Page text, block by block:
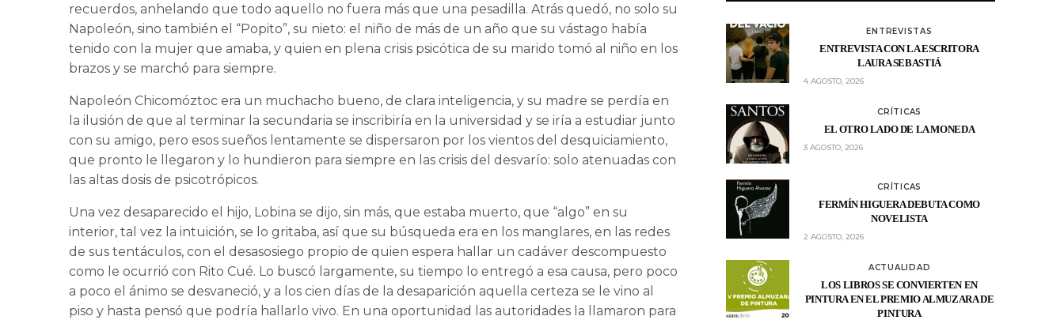
recuerdos, anhelando que todo aquello no fuera más que una pesadilla. Atrás quedó, no solo su
Napoleón, sino también el “Popito”, su nieto: el niño de más de un año que su vástago había
tenido con la mujer que amaba, y quien en plena crisis psicótica de su marido tomó al niño en los
brazos y se marchó para siempre.
Napoleón Chicomóztoc era un muchacho bueno, de clara inteligencia, y su madre se perdía en
la ilusión de que al terminar la secundaria se inscribiría en la universidad y se iría a estudiar junto
con su amigo, pero esos sueños lentamente se dispersaron por los vientos del desquiciamiento,
que pronto le llegaron y lo hundieron para siempre en las crisis del desvarío: solo atenuadas con
las altas dosis de psicotrópicos.
Una vez desaparecido el hijo, Lobina se dijo, sin más, que estaba muerto, que “algo” en su
interior, tal vez la intuición, se lo gritaba, así que su búsqueda era en los manglares, en las redes
de sus tentáculos, con el desasosiego propio de quien espera hallar un cadáver descompuesto
como le ocurrió con Rito Cué. Lo buscó largamente, su tiempo lo entregó a esa causa, pero poco
a poco el ánimo se desvaneció, y a los cien días de la desaparición aquella certeza se le vino al
piso y hasta pensó que podría hallarlo vivo. En una oportunidad las autoridades la llamaron para
ENTREVISTAS
ENTREVISTA CON LA ESCRITORA
LAURA SEBASTIÁ
4 AGOSTO, 2026
CRÍTICAS
EL OTRO LADO DE LA MONEDA
3 AGOSTO, 2026
CRÍTICAS
FERMÍN HIGUERA DEBUTA COMO
NOVELISTA
2 AGOSTO, 2026
ACTUALIDAD
LOS LIBROS SE CONVIERTEN EN
PINTURA EN EL PREMIO ALMUZARA DE
PINTURA